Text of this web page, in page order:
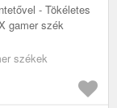
- Tökéletes
gamer szék
székek